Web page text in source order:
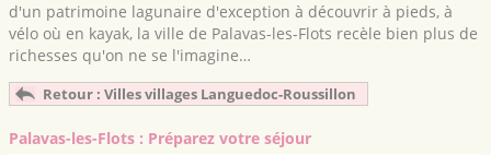
d'un patrimoine lagunaire d'exception à découvrir à pieds, à
vélo où en kayak, la ville de Palavas-les-Flots recèle bien plus de
richesses qu'on ne se l'imagine…
Retour : Villes villages Languedoc-Roussillon
Palavas-les-Flots : Préparez votre séjour